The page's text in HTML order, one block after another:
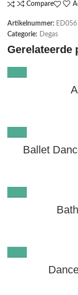
Compare
Artikelnummer: ED056
Categorie: Degas
Gerelateerde
Ballet